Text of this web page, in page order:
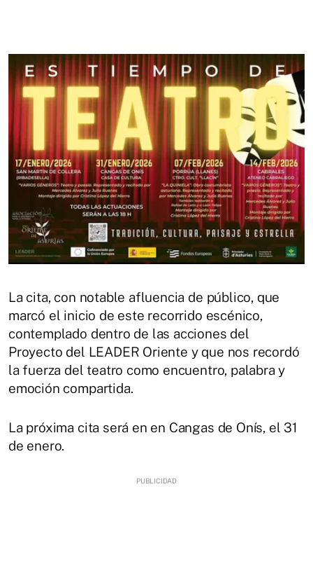
La cita, con notable afluencia de público, que
marcó el inicio de este recorrido escénico,
contemplado dentro de las acciones del
Proyecto del LEADER Oriente y que nos recordó
la fuerza del teatro como encuentro, palabra y
emoción compartida.
La próxima cita será en en Cangas de Onís, el 31
de enero.